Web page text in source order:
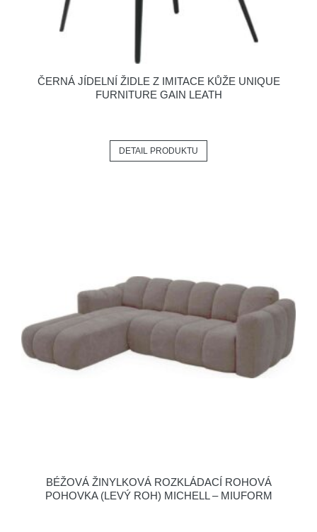
ČERNÁ JÍDELNÍ ŽIDLE Z IMITACE KŮŽE UNIQUE
FURNITURE GAIN LEATH
DETAIL PRODUKTU
BÉŽOVÁ ŽINYLKOVÁ ROZKLÁDACÍ ROHOVÁ
POHOVKA (LEVÝ ROH) MICHELL – MIUFORM